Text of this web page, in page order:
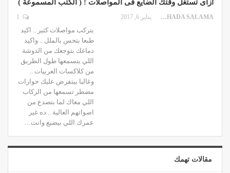
ازاى تستغل وقتك الضايع فى المواصلات ! ( الكتب المسموعة )
GHADA SALAMA يناير 6, 2017
بتركب مواصلات كثير .. اكيد
طبعا بتحس بالملل .. واكيد
دماغك بتوجعك من الدوشة
اللي بتسمعها طول الطريق
من كلاكسات العربيات ..
وغالبا بيتفرض عليك حوارات
مضطر تسمعها من الركاب
اللي معاك لما بتصدع من
اصواتهم العالية .. ده غير
عمرك اللي بيضيع وانت…
مقالات تهمك